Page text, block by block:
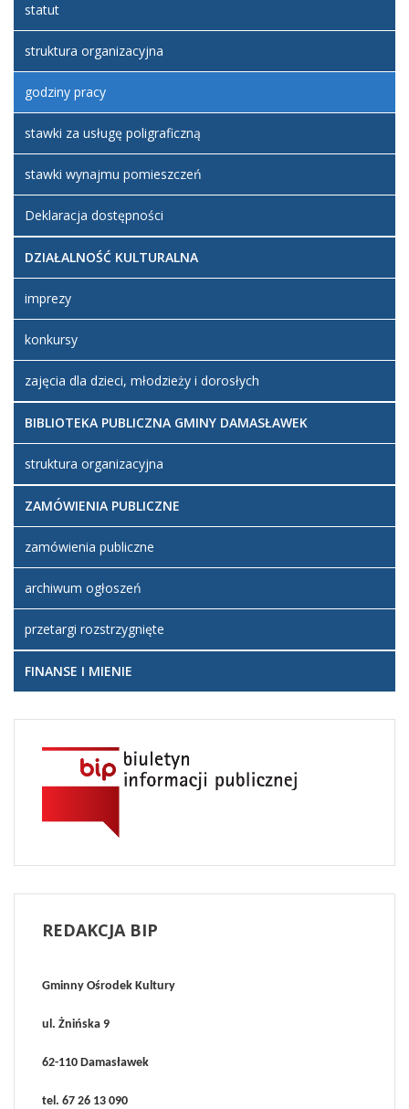
statut
struktura organizacyjna
godziny pracy
stawki za usługę poligraficzną
stawki wynajmu pomieszczeń
Deklaracja dostępności
DZIAŁALNOŚĆ KULTURALNA
imprezy
konkursy
zajęcia dla dzieci, młodzieży i dorosłych
BIBLIOTEKA PUBLICZNA GMINY DAMASŁAWEK
struktura organizacyjna
ZAMÓWIENIA PUBLICZNE
zamówienia publiczne
archiwum ogłoszeń
przetargi rozstrzygnięte
FINANSE I MIENIE
REDAKCJABIP
Gminny Ośrodek Kultury
ul. Żnińska 9
62-110 Damasławek
tel. 67 26 13 090